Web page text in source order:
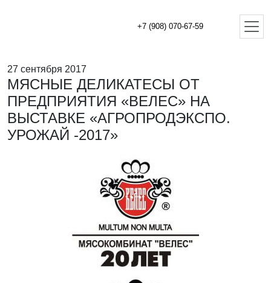
+7 (908) 070-67-59
27 сентября 2017
МЯСНЫЕ ДЕЛИКАТЕСЫ ОТ
ПРЕДПРИЯТИЯ «ВЕЛЕС» НА
ВЫСТАВКЕ «АГРОПРОДЭКСПО.
УРОЖАЙ -2017»